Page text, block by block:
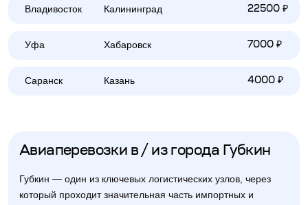
Владивосток Калининград 22500 ₽
Уфа Хабаровск 7000 ₽
Саранск Казань 4000 ₽
Авиаперевозки в / из города Губкин
Губкин — один из ключевых логистических узлов, через
который проходит значительная часть импортных и